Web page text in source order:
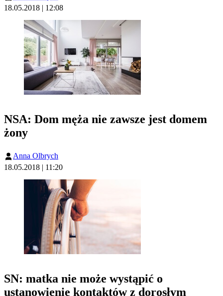
18.05.2018 | 12:08
NSA: Dom męża nie zawsze jest domem
żony
Anna Olbrych
18.05.2018 | 11:20
SN: matka nie może wystąpić o
ustanowienie kontaktów z dorosłym